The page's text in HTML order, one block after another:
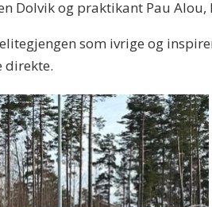
Dolvik og praktikant Pau
som ivrige og
direkte.